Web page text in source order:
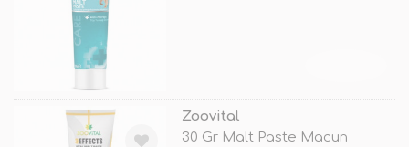
Zoovital
30 Gr Malt Paste Macun